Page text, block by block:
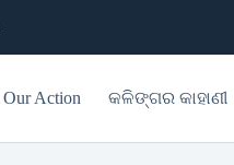
Our Action କଳିଙ୍ଗର କାହାଣୀ